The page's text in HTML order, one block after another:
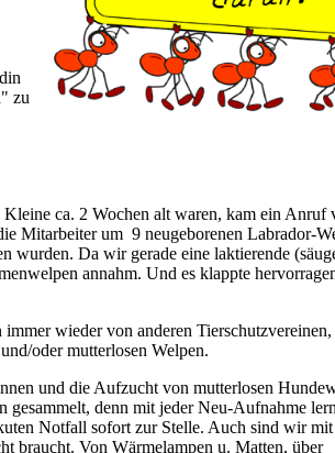
zu
ca. 2 Wochen alt waren, kam ein Anruf
Mitarbeiter um 9 neugeborenen Labrador-
wurden. Da wir gerade eine laktierende
annahm. Und es klappte
wieder von anderen Tierschutzvereinen,
oder mutterlosen Welpen.
und die Aufzucht von mutterlosen
gesammelt, denn mit jeder Neu-Aufnahme
Notfall sofort zur Stelle. Auch sind wir
braucht. Von Wärmelampen u. Matten, über